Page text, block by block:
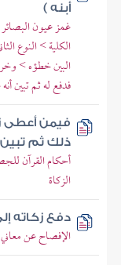
أبنه )
غمز عيون
الكلية > النوع
البين خطؤه >
فدفع له ثم تبين
فيمن أعطى
ذلك ثم
أحكام القرآن
الزكاة
دفع زكاته
الإفصاح عن